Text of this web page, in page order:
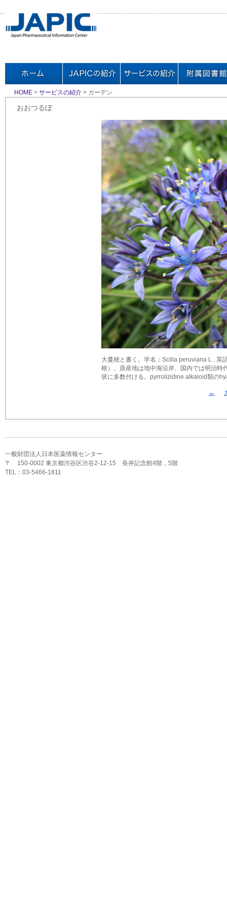
HOME > サービスの紹介 > ガーデン
おおつるぼ
大蔓穂と書く。学名；Scilla peruviana L.. 英
根）。原産地は地中海沿岸、国内では明治時
状に多数付ける。pyrrolizidine alkaloid類の
←
一般財団法人日本医薬情報センター
〒 150-0002 東京都渋谷区渋谷2-12-15 長井記念館4階，5階
TEL：03-5466-1811